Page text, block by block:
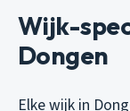
Wijk-
Dongen
Elke wijk in